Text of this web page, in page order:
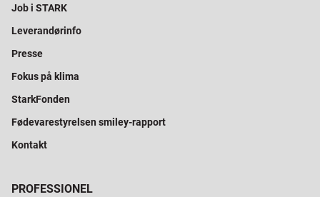
Job i STARK
Leverandørinfo
Presse
Fokus på klima
StarkFonden
Fødevarestyrelsen smiley-rapport
Kontakt
PROFESSIONEL